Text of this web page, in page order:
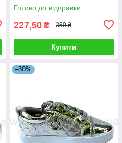
Готово до відправки
227,50 ₴ 350 ₴
Купити
–30%